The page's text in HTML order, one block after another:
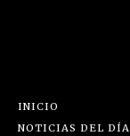
INICIO
NOTICIAS DEL DÍA